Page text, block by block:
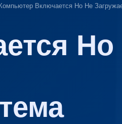
Компьютер Включается Но Не
Но